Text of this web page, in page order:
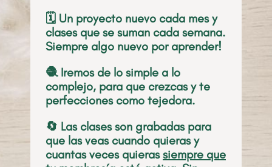
🗓️ Un proyecto nuevo cada mes y
clases que se suman cada semana.
Siempre algo nuevo por aprender!
🧶 Iremos de lo simple a lo
complejo, para que crezcas y te
perfecciones como tejedora.
🔄 Las clases son grabadas para
que las veas cuando quieras y
cuantas veces quierassiempre que